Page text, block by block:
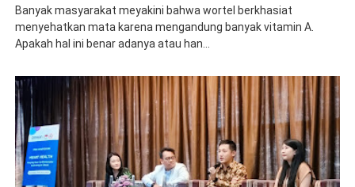
Banyak masyarakat meyakini bahwa wortel berkhasiat
menyehatkan mata karena mengandung banyak vitamin A.
Apakah hal ini benar adanya atau han...